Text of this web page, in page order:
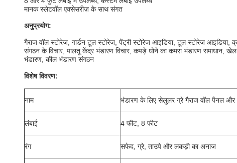
मानक स्लेटवॉल एक्सेसरीज़ के साथ संगत
अनुप्रयोग:
गैराज वॉल स्टोरेज, गार्डन टूल स्टोरेज, पेंट्री स्टोरेज आइडिया, टूल स्टोरेज आइडिया,
संगठन के विचार, पालतू केंद्र भंडारण विचार, कपड़े धोने का कमरा भंडारण समाधान,
भंडारण, कील भंडारण संगठन
विशेष विवरण:
नाम भंडारण के लिए सेलुलर ग्रे गैराज वॉल पैनल और
लंबाई 4 फीट, 8 फीट
रंग सफेद, ग्रे, ताउपे और लकड़ी का अनाज